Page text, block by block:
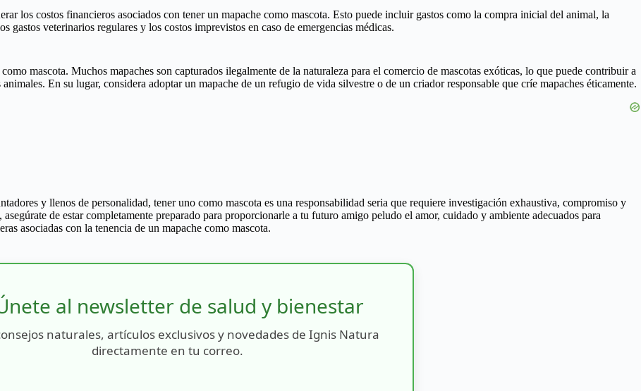
los costos financieros asociados con tener un mapache como mascota. Esto puede incluir gastos como la compra inicial del animal, la
veterinarios regulares y los costos imprevistos en caso de emergencias médicas.
mascota. Muchos mapaches son capturados ilegalmente de la naturaleza para el comercio de mascotas exóticas, lo que puede contribuir a
En su lugar, considera adoptar un mapache de un refugio de vida silvestre o de un criador responsable que críe mapaches éticamente.
y llenos de personalidad, tener uno como mascota es una responsabilidad seria que requiere investigación exhaustiva, compromiso y
de estar completamente preparado para proporcionarle a tu futuro amigo peludo el amor, cuidado y ambiente adecuados para
asociadas con la tenencia de un mapache como mascota.
al newsletter de salud y bienestar
naturales, artículos exclusivos y novedades de Ignis Natura
directamente en tu correo.